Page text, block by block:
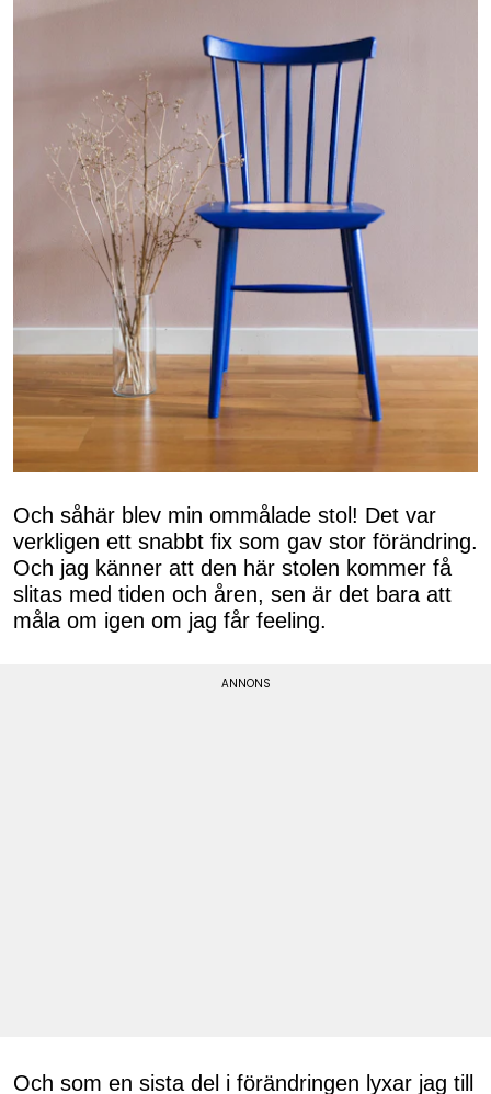
Och såhär blev min ommålade stol! Det var
verkligen ett snabbt fix som gav stor förändring.
Och jag känner att den här stolen kommer få
slitas med tiden och åren, sen är det bara att
måla om igen om jag får feeling.
Och som en sista del i förändringen lyxar jag till